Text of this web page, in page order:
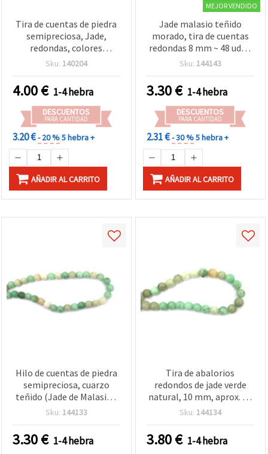
Tira de cuentas de piedra
semipreciosa, Jade,
redondas, colores
surtidos, 10 mm, ~38 uds.
Sku: 140204
4.00€ 1-4 hebra
DESCUENTOS
PARA CANTIDAD
3.20 €- 20 %5 hebra +
AÑADIR AL CARRITO
MEJOR VENDIDO
Jade malasio teñido
morado, tira de cuentas
redondas 8 mm ~ 48 uds –
piedras semipreciosas
manualidades, pulseras y
collares
Sku: 144143
3.30€ 1-4 hebra
DESCUENTOS
PARA CANTIDAD
2.31 €- 30 %5 hebra +
AÑADIR AL CARRITO
Hilo de cuentas de piedra
semipreciosa, cuarzo
teñido (Jade de Malasia),
bolas redondas, verde, 8
Sku: 144133
3.30€ 1-4 hebra
Tira de abalorios
redondos de jade verde
natural, 10 mm, aprox. 40
uds., para bisutería y
Sku: 144134
3.80€ 1-4 hebra